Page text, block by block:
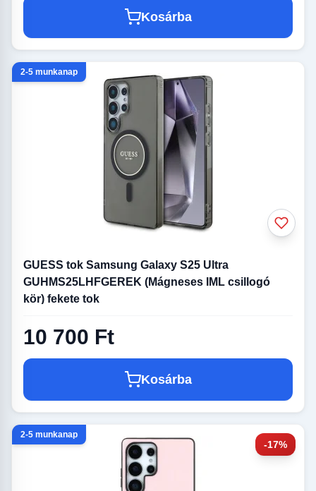
Kosárba
2-5 munkanap
GUESS tok Samsung Galaxy S25 Ultra
GUHMS25LHFGEREK (Mágneses IML csillogó
kör) fekete tok
10 700 Ft
Kosárba
-17%
2-5 munkanap